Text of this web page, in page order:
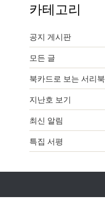
카테고리
공지 게시판
모든 글
북카드로 보는 서리북
지난호 보기
최신 알림
특집 서평